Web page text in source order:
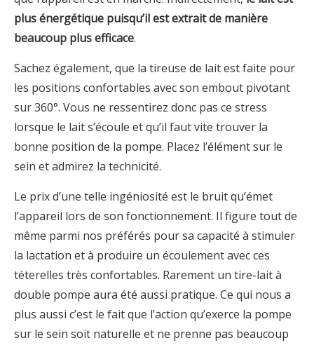
plus énergétique puisqu’il est extrait de manière
beaucoup plus efficace.
Sachez également, que la tireuse de lait est faite pour
les positions confortables avec son embout pivotant
sur 360°. Vous ne ressentirez donc pas ce stress
lorsque le lait s’écoule et qu’il faut vite trouver la
bonne position de la pompe. Placez l’élément sur le
sein et admirez la technicité.
Le prix d’une telle ingéniosité est le bruit qu’émet
l’appareil lors de son fonctionnement. Il figure tout de
même parmi nos préférés pour sa capacité à stimuler
la lactation et à produire un écoulement avec ces
téterelles très confortables. Rarement un tire-lait à
double pompe aura été aussi pratique. Ce qui nous a
plus aussi c’est le fait que l’action qu’exerce la pompe
sur le sein soit naturelle et ne prenne pas beaucoup